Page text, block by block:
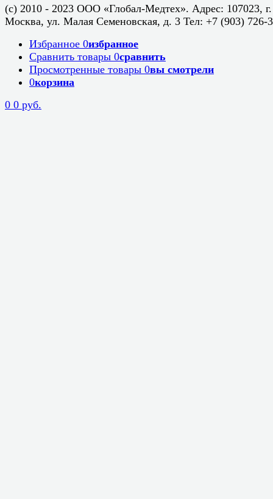
(c) 2010 - 2023 ООО «Глобал-Медтех». Адрес: 107023, г.
Москва, ул. Малая Семеновская, д. 3 Тел: +7 (903) 726-
Избранное 0избранное
Сравнить товары 0сравнить
Просмотренные товары 0вы смотрели
0корзина
0 0 руб.